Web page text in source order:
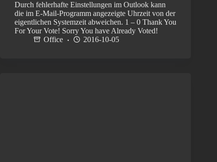
Durch fehlerhafte Einstellungen im Outlook kann
die im E-Mail-Programm angezeigte Uhrzeit von der
eigentlichen Systemzeit abweichen. 1 – 0 Thank You
For Your Vote! Sorry You have Already Voted!
Office
2016-10-05